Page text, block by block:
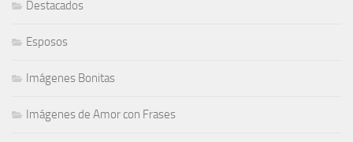
Destacados
Esposos
Imágenes Bonitas
Imágenes de Amor con Frases